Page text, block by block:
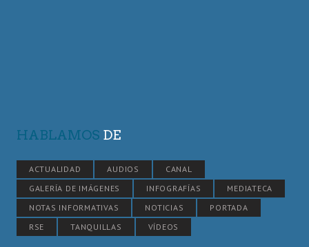
HABLAMOS DE
ACTUALIDAD AUDIOS
CANAL
GALERÍA DE IMÁGENES
INFOGRAFÍAS
MEDIATECA
NOTAS INFORMATIVAS
NOTICIAS
PORTADA
RSE
TANQUILLAS VÍDEOS